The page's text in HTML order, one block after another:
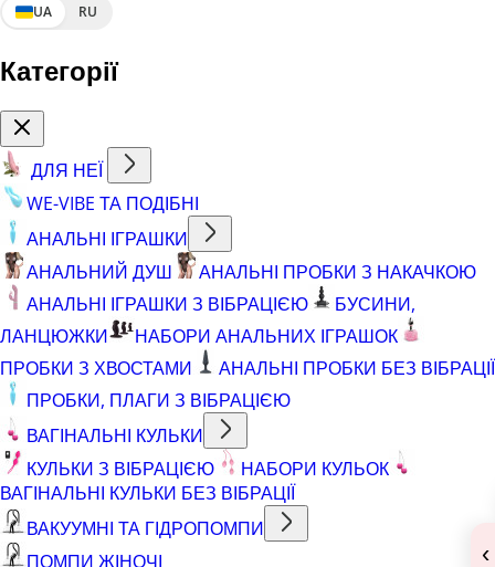
UA RU
Категорії
ДЛЯ НЕЇ
WE-VIBE ТА ПОДІБНІ
АНАЛЬНІ ІГРАШКИ
АНАЛЬНИЙ ДУШ
АНАЛЬНІ ПРОБКИ З НАКАЧКОЮ
АНАЛЬНІ ІГРАШКИ З ВІБРАЦІЄЮ
БУСИНИ,
ЛАНЦЮЖКИ
НАБОРИ АНАЛЬНИХ ІГРАШОК
ПРОБКИ З ХВОСТАМИ
АНАЛЬНІ ПРОБКИ БЕЗ ВІБРАЦІЇ
ПРОБКИ, ПЛАГИ З ВІБРАЦІЄЮ
ВАГІНАЛЬНІ КУЛЬКИ
КУЛЬКИ З ВІБРАЦІЄЮ
НАБОРИ КУЛЬОК
ВАГІНАЛЬНІ КУЛЬКИ БЕЗ ВІБРАЦІЇ
ВАКУУМНІ ТА ГІДРОПОМПИ
ПОМПИ ЖІНОЧІ
‹